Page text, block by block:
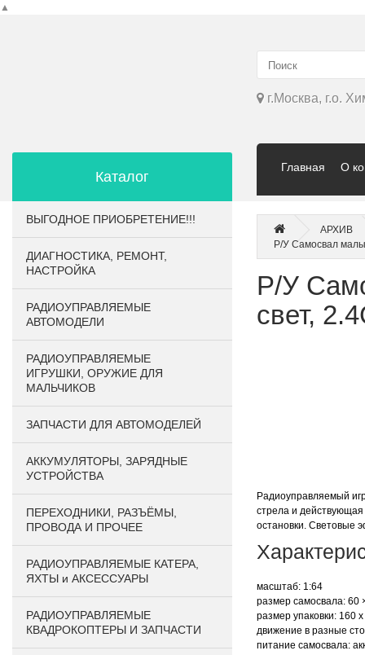
▲
г.Москва, г.о.
Главная О
Каталог
ВЫГОДНОЕ ПРИОБРЕТЕНИЕ!!!
ДИАГНОСТИКА, РЕМОНТ,
НАСТРОЙКА
РАДИОУПРАВЛЯЕМЫЕ
АВТОМОДЕЛИ
РАДИОУПРАВЛЯЕМЫЕ
ИГРУШКИ, ОРУЖИЕ ДЛЯ
МАЛЬЧИКОВ
ЗАПЧАСТИ ДЛЯ АВТОМОДЕЛЕЙ
АККУМУЛЯТОРЫ, ЗАРЯДНЫЕ
УСТРОЙСТВА
ПЕРЕХОДНИКИ, РАЗЪЁМЫ,
ПРОВОДА И ПРОЧЕЕ
РАДИОУПРАВЛЯЕМЫЕ КАТЕРА,
ЯХТЫ и АКСЕССУАРЫ
РАДИОУПРАВЛЯЕМЫЕ
КВАДРОКОПТЕРЫ И ЗАПЧАСТИ
АРХИВ
Р/У Самосвал
Р/У
свет,
Радиоуправляемый
стрела и действующая
остановки. Световые
масштаб: 1:64
размер самосвала: 60
размер упаковки: 160
движeниe в paзныe
питание самосвала: